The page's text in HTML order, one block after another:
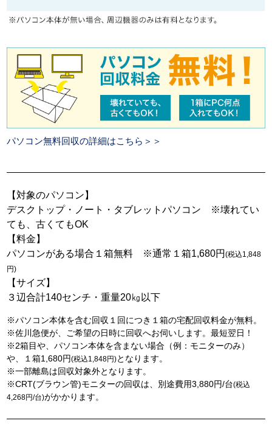
パソコン無料回収の詳細はこちら＞＞
【対象のパソコン】
デスクトップ・ノート・タブレットパソコン ※壊れてい
ても、古くてもOK
【料金】
パソコンがある場合１箱無料 ※通常１箱1,680円(税込1,848
円)
【サイズ】
３辺合計140センチ・重量20㎏以下
※パソコン本体を含む回収１回につき１箱の宅配回収料金が無料。
※佐川急便が、ご希望の日時に回収へお伺いします。最短翌日！
※2箱目や、パソコン本体を含まない場合（例：モニターのみ）
や、１箱1,680円(税込1,848円)となります。
※一部離島は回収対象外となります。
※CRT(ブラウン管)モニターの回収は、別途費用3,880円/台(税込
4,268円/台)がかかります。